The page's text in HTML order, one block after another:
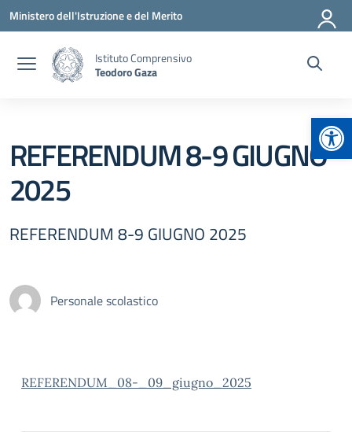
Vai ai contenuti
Vai al menu di navigazione
Vai al footer
Ministero dell'Istruzione e del Merito
Istituto Comprensivo
Teodoro Gaza
REFERENDUM 8-9 GIUGNO
2025
REFERENDUM 8-9 GIUGNO 2025
Personale scolastico
REFERENDUM_08-_09_giugno_2025